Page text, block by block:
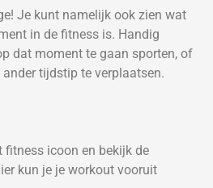
Je kunt namelijk ook zien wat
in de fitness is. Handig
dat moment te gaan sporten, of
tijdstip te verplaatsen.
fitness icoon en bekijk de
kun je je workout vooruit